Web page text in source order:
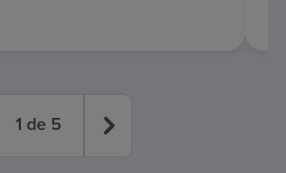
1 de 5